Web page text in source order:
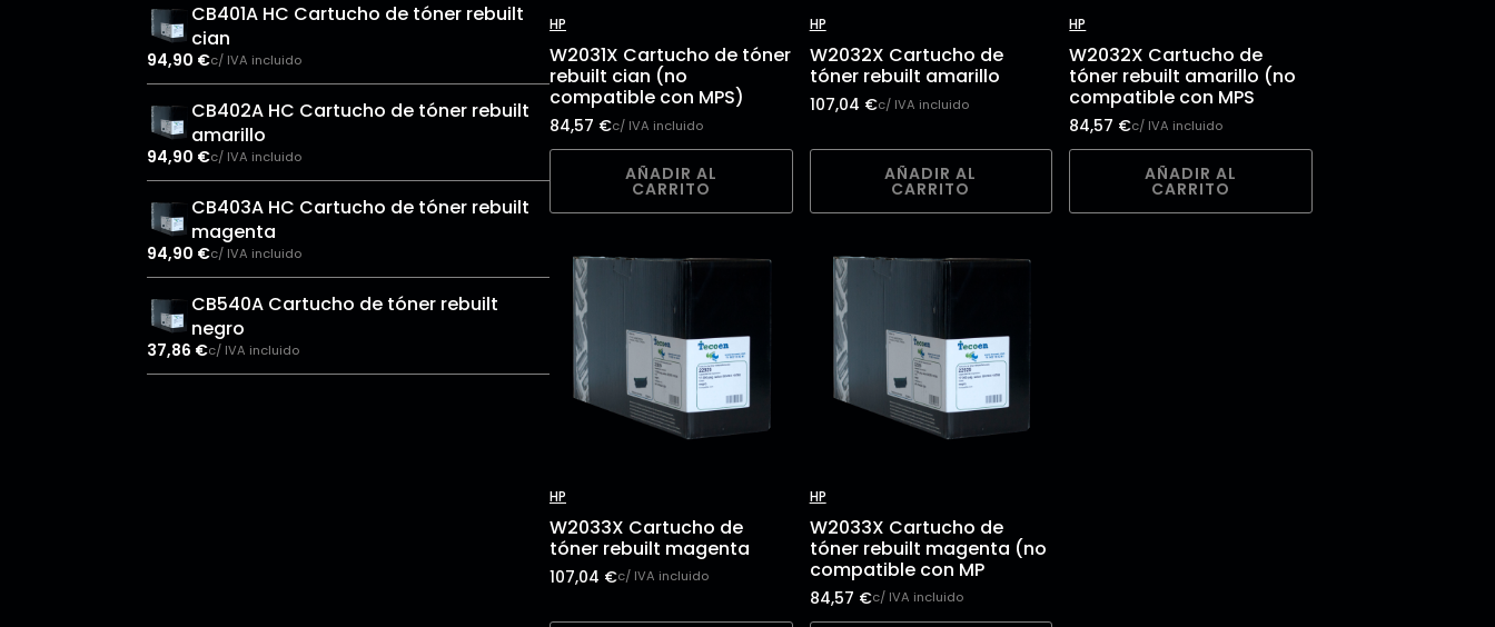
CB401A HC Cartucho de tóner rebuilt
cian
94,90 €c/ IVA incluido
CB402A HC Cartucho de tóner rebuilt
amarillo
94,90 €c/ IVA incluido
CB403A HC Cartucho de tóner rebuilt
magenta
94,90 €c/ IVA incluido
CB540A Cartucho de tóner rebuilt
negro
37,86 €c/ IVA incluido
HP
W2031X Cartucho de tóner
rebuilt cian (no
compatible con MPS)
84,57 €c/ IVA incluido
AÑADIR AL
CARRITO
HP
W2032X Cartucho de
tóner rebuilt amarillo
107,04 €c/ IVA incluido
AÑADIR AL
CARRITO
HP
W2032X Cartucho de
tóner rebuilt amarillo (no
compatible con MPS
84,57 €c/ IVA incluido
AÑADIR AL
CARRITO
HP
W2033X Cartucho de
tóner rebuilt magenta
107,04 €c/ IVA incluido
HP
W2033X Cartucho de
tóner rebuilt magenta (no
compatible con MP
84,57 €c/ IVA incluido